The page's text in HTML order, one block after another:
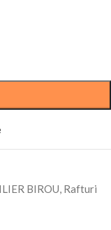
BIROU, Rafturi